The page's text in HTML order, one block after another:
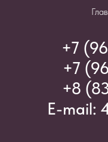
+7
+7
+8
E-mail: